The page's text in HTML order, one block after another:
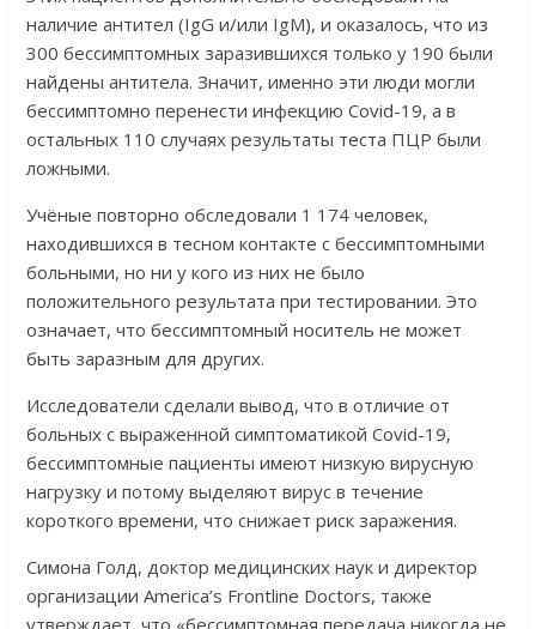
наличие антител (IgG и/или IgM), и оказалось, что из
300 бессимптомных заразившихся только у 190 были
найдены антитела. Значит, именно эти люди могли
бессимптомно перенести инфекцию Covid-19, а в
остальных 110 случаях результаты теста ПЦР были
ложными.
Учёные повторно обследовали 1 174 человек,
находившихся в тесном контакте с бессимптомными
больными, но ни у кого из них не было
положительного результата при тестировании. Это
означает, что бессимптомный носитель не может
быть заразным для других.
Исследователи сделали вывод, что в отличие от
больных с выраженной симптоматикой Covid-19,
бессимптомные пациенты имеют низкую вирусную
нагрузку и потому выделяют вирус в течение
короткого времени, что снижает риск заражения.
Симона Голд, доктор медицинских наук и директор
организации America’s Frontline Doctors, также
утверждает, что «бессимптомная передача никогда не